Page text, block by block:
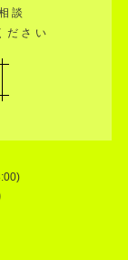
談
ださい